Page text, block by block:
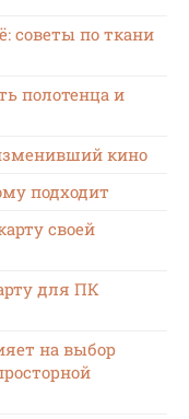
советы по ткани
полотенца и
кино
подходит
своей
для ПК
на выбор